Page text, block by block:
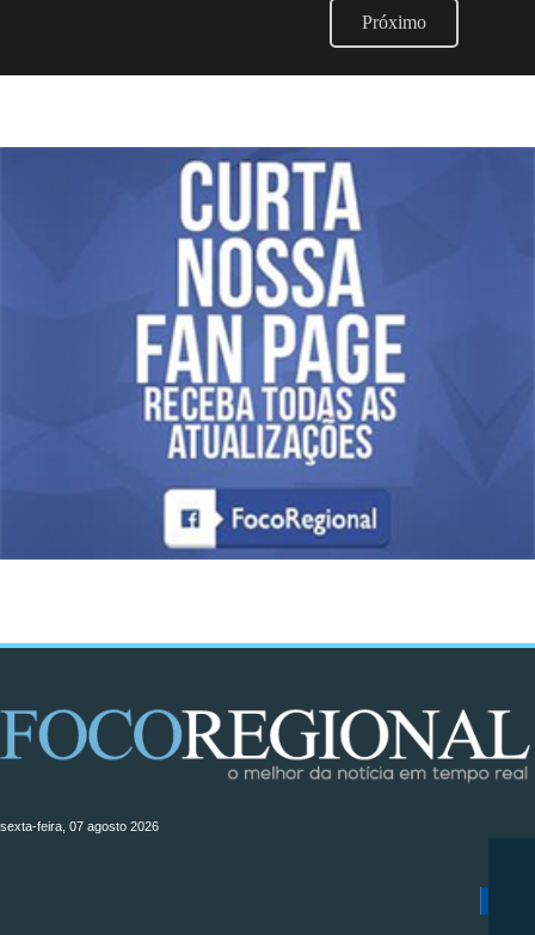
Próximo
sexta-feira, 07 agosto 2026